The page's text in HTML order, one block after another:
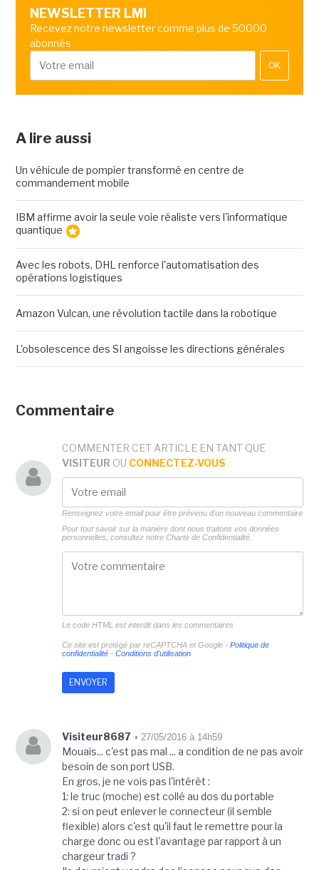
NEWSLETTER LMI
Recevez notre newsletter comme plus de 50000
abonnés
OK
A lire aussi
Un véhicule de pompier transformé en centre de
commandement mobile
IBM affirme avoir la seule voie réaliste vers l'informatique
quantique
Avec les robots, DHL renforce l'automatisation des
opérations logistiques
Amazon Vulcan, une révolution tactile dans la robotique
L'obsolescence des SI angoisse les directions générales
Commentaire
COMMENTER CET ARTICLE EN TANT QUE
VISITEUR OU CONNECTEZ-VOUS
Renseignez votre email pour être prévenu d'un nouveau commentaire
Pour tout savoir sur la manière dont nous traitons vos données
personnelles, consultez notre Charte de Confidentialité.
Le code HTML est interdit dans les commentaires
Ce site est protégé par reCAPTCHA et Google - Politique de
confidentialité- Conditions d'utilisation
Visiteur8687 • 27/05/2016 à 14h59
Mouais... c'est pas mal ... a condition de ne pas avoir
besoin de son port USB.
En gros, je ne vois pas l'intérêt :
1: le truc (moche) est collé au dos du portable
2: si on peut enlever le connecteur (il semble
flexible) alors c'est qu'il faut le remettre pour la
charge donc ou est l'avantage par rapport à un
chargeur tradi ?